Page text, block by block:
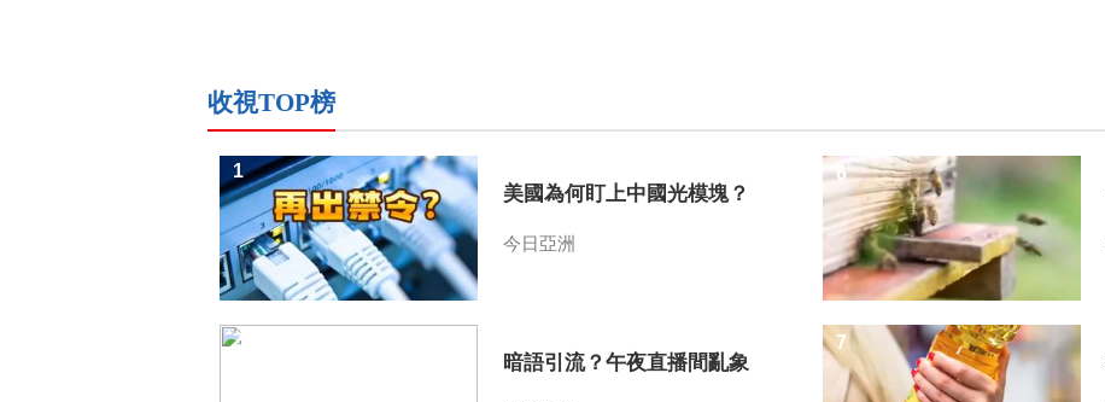
收視TOP榜
美國為何盯上中國光模塊？
今日亞洲
1
暗語引流？午夜直播間亂象
2
6
7